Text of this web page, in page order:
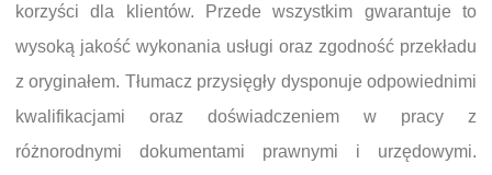
korzyści dla klientów. Przede wszystkim gwarantuje to
wysoką jakość wykonania usługi oraz zgodność przekładu
z oryginałem. Tłumacz przysięgły dysponuje odpowiednimi
kwalifikacjami oraz doświadczeniem w pracy z
różnorodnymi dokumentami prawnymi i urzędowymi.